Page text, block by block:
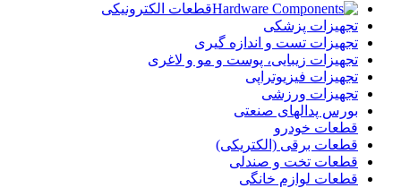
قطعات الکترونیکی
تجهیزات پزشکی
تجهیزات تست و اندازه گیری
تجهیزات زیبایی، پوست و مو و لاغری
تجهیزات فیزیوتراپی
تجهیزات ورزشی
بورس پدالهای صنعتی
قطعات خودرو
قطعات برقی (الکتریکی)
قطعات تخت و صندلی
قطعات لوازم خانگی